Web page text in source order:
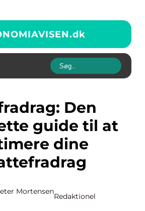
dk
guide til at
dine
Mortensen
Redaktionel